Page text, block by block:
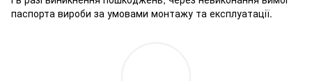
паспорта вироби за умовами монтажу та експлуатації.